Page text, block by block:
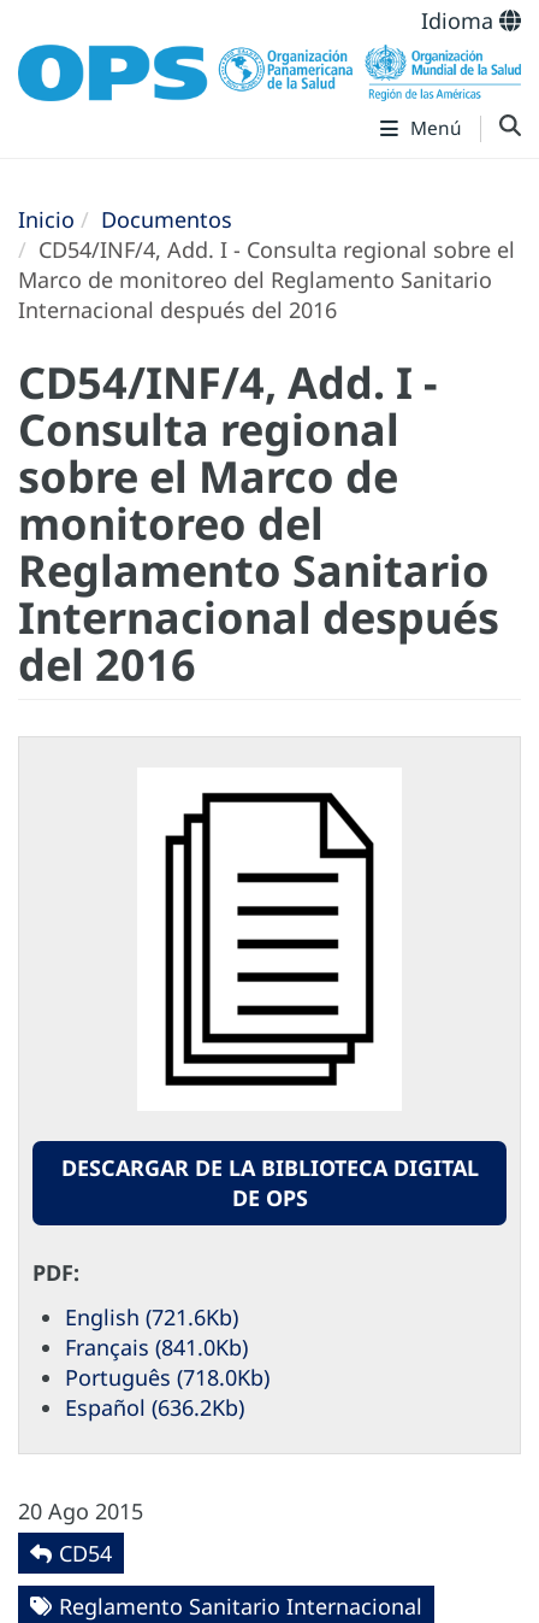
Idioma
Menú
Inicio
Documentos
CD54/INF/4, Add. I - Consulta regional sobre el
Marco de monitoreo del Reglamento Sanitario
Internacional después del 2016
CD54/INF/4, Add. I -
Consulta regional
sobre el Marco de
monitoreo del
Reglamento Sanitario
Internacional después
del 2016
DESCARGAR DE LA BIBLIOTECA DIGITAL
DE OPS
PDF:
English (721.6Kb)
Français (841.0Kb)
Português (718.0Kb)
Español (636.2Kb)
20 Ago 2015
CD54
Reglamento Sanitario Internacional